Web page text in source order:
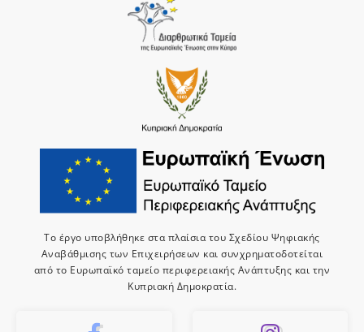
Το έργο υποβλήθηκε στα πλαίσια του Σχεδίου Ψηφιακής
Αναβάθμισης των Επιχειρήσεων και συνχρηματοδοτείται
από το Ευρωπαϊκό ταμείο περιφερειακής Ανάπτυξης και την
Κυπριακή Δημοκρατία.